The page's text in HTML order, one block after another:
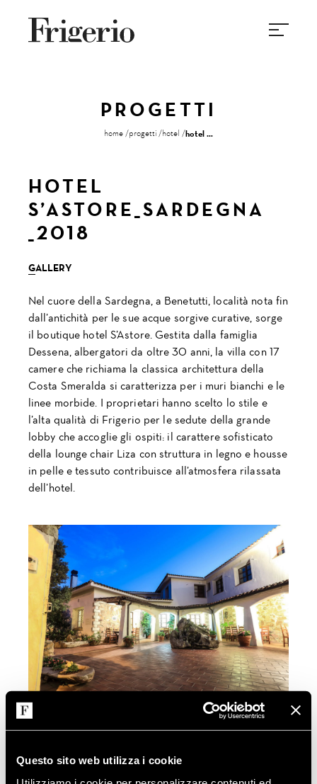
Questo sito web utilizza i cookie
PROGETTI
home progetti hotel hotel s’astore_sardegna _2018
HOTEL
S’ASTORE_SARDEGNA
_2018
GALLERY
Nel cuore della Sardegna, a Benetutti, località nota fin
dall’antichità per le sue acque sorgive curative, sorge
il boutique hotel S’Astore. Gestita dalla famiglia
Dessena, albergatori da oltre 30 anni, la villa con 17
camere che richiama la classica architettura della
Costa Smeralda si caratterizza per i muri bianchi e le
linee morbide. I proprietari hanno scelto lo stile e
l’alta qualità di Frigerio per le sedute della grande
lobby che accoglie gli ospiti: il carattere sofisticato
della lounge chair Liza con struttura in legno e housse
in pelle e tessuto contribuisce all’atmosfera rilassata
dell’hotel.